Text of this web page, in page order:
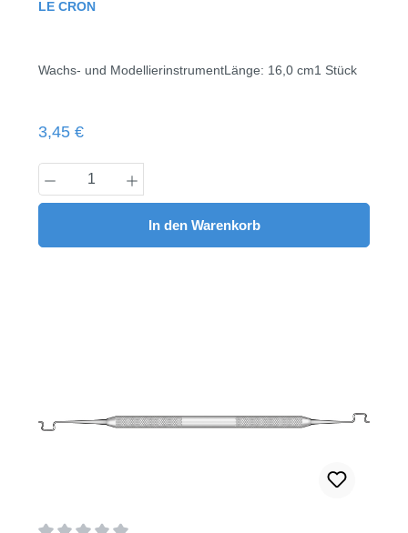
LE CRON
Wachs- und ModellierinstrumentLänge: 16,0 cm1 Stück
Regulärer Preis:
3,45 €
Produkt Anzahl: Gib den gewünschten
In den Warenkorb